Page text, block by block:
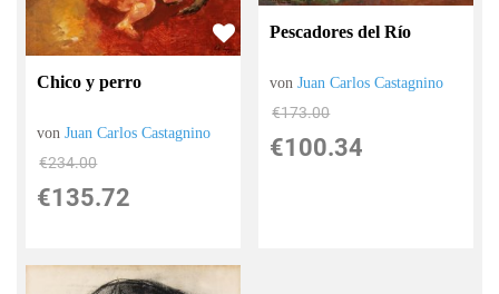
Chico y perro
vonJuan Carlos Castagnino
€234.00
€135.72
Pescadores del Río
vonJuan Carlos Castagnino
€173.00
€100.34